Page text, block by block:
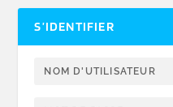
S’IDENTIFIER